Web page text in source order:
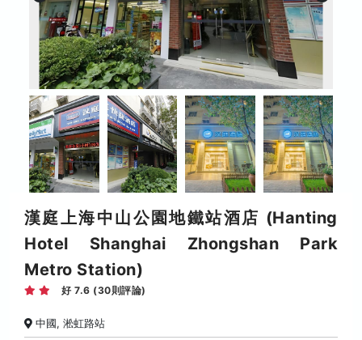
漢庭上海中山公園地鐵站酒店 (Hanting
Hotel Shanghai Zhongshan Park
Metro Station)
好 7.6 (30則評論)
中國, 淞虹路站